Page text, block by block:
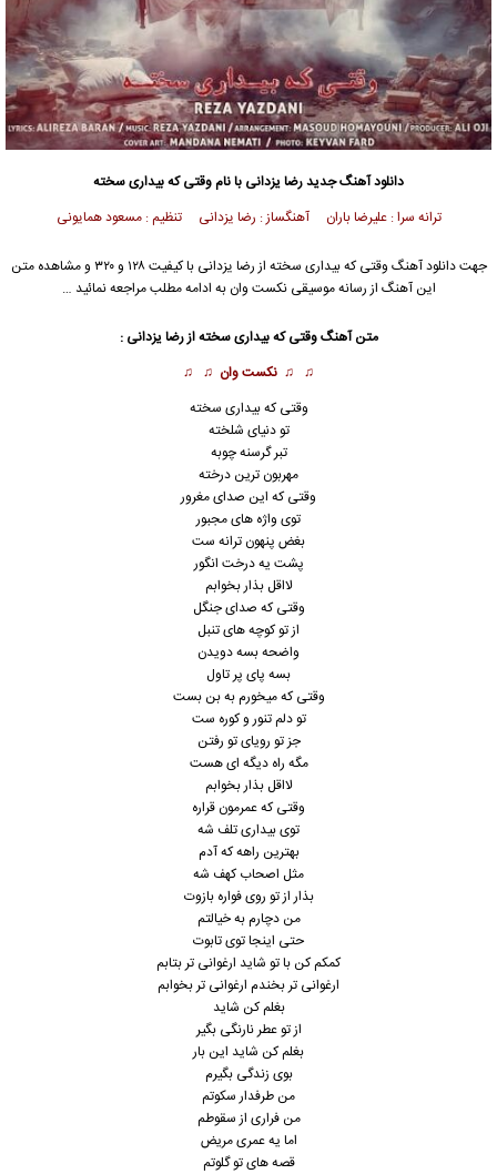
دانلود آهنگ جدیدرضا یزدانی با نام وقتی که بیداری سخته
ترانه سرا : علیرضا باران آهنگساز : رضا یزدانی تنظیم : مسعود همایونی
جهت دانلود آهنگ وقتی که بیداری سخته از رضا یزدانی
با کیفیت ۱۲۸ و ۳۲۰ و مشاهده متن
این آهنگ از رسانه موسیقی نکست وان به ادامه مطلب مراجعه نمائید …
متن آهنگ وقتی که بیداری سخته ازرضا یزدانی :
♫ ♫ نکست وان ♫ ♫
وﻗﺘﻰ ﻛﻪ ﺑﻴﺪاری ﺳﺨﺘﻪ
ﺗﻮ دﻧﻴﺎی ﺷﻠﺨﺘﻪ
ﺗﺒﺮ ﮔﺮﺳﻨﻪ ﭼﻮﺑﻪ
ﻣﻬﺮﺑﻮن ﺗﺮﻳﻦ درﺧﺘﻪ
وﻗﺘﻰ ﻛﻪ اﻳﻦ ﺻﺪای ﻣﻐﺮور
ﺗﻮی واژه ﻫﺎی ﻣﺠﺒﻮر
ﺑﻐﺾ ﭘﻨﻬﻮن ﺗﺮاﻧﻪ ﺳﺖ
ﭘﺸﺖ ﻳﻪ درﺧﺖ اﻧﮕﻮر
ﻟﺎاﻗﻞ ﺑﺬار ﺑﺨﻮاﺑﻢ
وﻗﺘﻰ ﻛﻪ ﺻﺪای ﺟﻨﮕﻞ
از ﺗﻮ ﻛﻮﭼﻪ ﻫﺎی ﺗﻨﺒﻞ
واﺿﺤﻪ ﺑﺴﻪ دوﻳﺪن
ﺑﺴﻪ ﭘﺎی ﭘﺮ ﺗﺎول
وﻗﺘﻰ ﻛﻪ ﻣﻴﺨﻮرم ﺑﻪ ﺑﻦ ﺑﺴﺖ
ﺗﻮ دﻟﻢ ﺗﻨﻮر و ﻛﻮره ﺳﺖ
ﺟﺰ ﺗﻮ روﻳﺎی ﺗﻮ رﻓﺘﻦ
ﻣﮕﻪ راه دﻳﮕﻪ ای ﻫﺴﺖ
ﻟﺎاﻗﻞ ﺑﺬار ﺑﺨﻮاﺑﻢ
وﻗﺘﻰ ﻛﻪ ﻋﻤﺮﻣﻮن ﻗﺮاره
ﺗﻮی ﺑﻴﺪاری ﺗﻠﻒ ﺷﻪ
ﺑﻬﺘﺮﻳﻦ راهه ﻛﻪ آدم
ﻣﺜﻞ اﺻﺤﺎب ﻛﻬﻒ ﺷﻪ
ﺑﺬار از ﺗﻮ روی ﻓﻮاره ﺑﺎزوت
ﻣﻦ دﭼﺎرم ﺑﻪ ﺧﻴﺎﻟﺘﻢ
ﺣﺘﻰ اﻳﻨﺠﺎ ﺗﻮی ﺗﺎﺑﻮت
ﻛﻤﻜﻢ ﻛﻦ ﺑﺎ ﺗﻮ ﺷﺎﻳﺪ ارﻏﻮاﻧﻰ ﺗﺮ ﺑﺘﺎﺑﻢ
ارﻏﻮاﻧﻰ ﺗﺮ ﺑﺨﻨﺪم ارﻏﻮاﻧﻰ ﺗﺮ ﺑﺨﻮاﺑﻢ
ﺑﻐﻠﻢ ﻛﻦ ﺷﺎﻳﺪ
از ﺗﻮ ﻋﻄﺮ ﻧﺎرﻧﮕﻰ ﺑﮕﻴﺮ
ﺑﻐﻠﻢ ﻛﻦ ﺷﺎﻳﺪ اﻳﻦ ﺑﺎر
ﺑﻮی زﻧﺪﮔﻰ ﺑﮕﻴﺮم
ﻣﻦ ﻃﺮﻓﺪار ﺳﻜﻮﺗﻢ
ﻣﻦ ﻓﺮاری از ﺳﻘﻮﻃﻢ
اﻣﺎ ﻳﻪ ﻋﻤﺮی ﻣﺮﻳﺾ
ﻗﺼﻪ ﻫﺎی ﺗﻮ ﮔﻠﻮﺗﻢ